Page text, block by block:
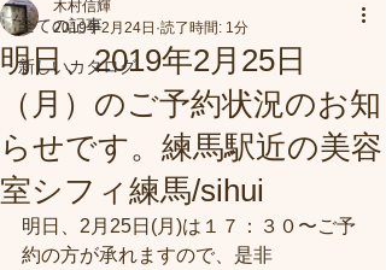
全ての記事
新しいカタログ
明日、2019年2月25日
（月）のご予約状況のお知
らせです。練馬駅近の美容
室シフィ練馬/sihui
木村信輝
2019年2月24日 読了時間: 1分
明日、2月25日(月)は１７：３０〜ご予
約の方が承れますので、是非